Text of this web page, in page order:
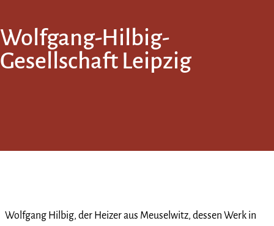
Wolfgang-Hilbig-
Gesellschaft Leipzig
Wolfgang Hilbig, der Heizer aus Meuselwitz, dessen Werk in